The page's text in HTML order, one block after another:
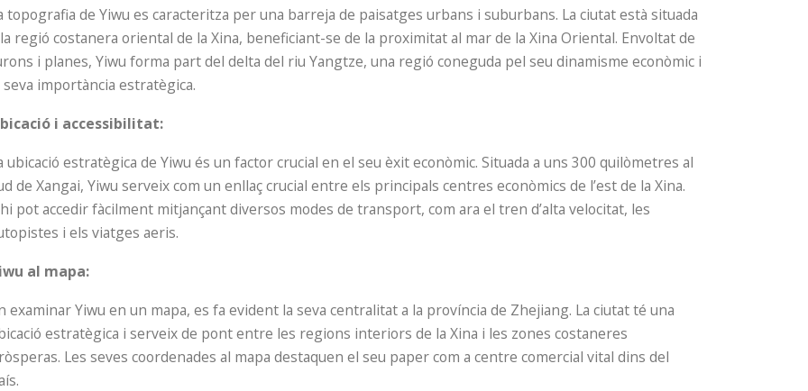
topografia de Yiwu es caracteritza per una barreja de paisatges urbans i suburbans. La ciutat està situada
regió costanera oriental de la Xina, beneficiant-se de la proximitat al mar de la Xina Oriental. Envoltat de
i planes, Yiwu forma part del delta del riu Yangtze, una regió coneguda pel seu dinamisme econòmic i
seva importància estratègica.
i accessibilitat:
ubicació estratègica de Yiwu és un factor crucial en el seu èxit econòmic. Situada a uns 300 quilòmetres al
de Xangai, Yiwu serveix com un enllaç crucial entre els principals centres econòmics de l’est de la Xina.
pot accedir fàcilment mitjançant diversos modes de transport, com ara el tren d’alta velocitat, les
i els viatges aeris.
al mapa:
examinar Yiwu en un mapa, es fa evident la seva centralitat a la província de Zhejiang. La ciutat té una
estratègica i serveix de pont entre les regions interiors de la Xina i les zones costaneres
Les seves coordenades al mapa destaquen el seu paper com a centre comercial vital dins del